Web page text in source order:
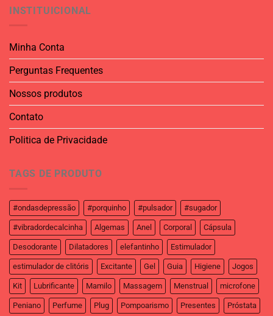
INSTITUICIONAL
Minha Conta
Perguntas Frequentes
Nossos produtos
Contato
Politica de Privacidade
TAGS DE PRODUTO
#ondasdepressão #porquinho #pulsador #sugador
#vibradordecalcinha Algemas Anel Corporal Cápsula
Desodorante Dilatadores elefantinho Estimulador
estimulador de clitóris Excitante Gel Guia Higiene Jogos
Kit Lubrificante Mamilo Massagem Menstrual microfone
Peniano Perfume Plug Pompoarismo Presentes Próstata